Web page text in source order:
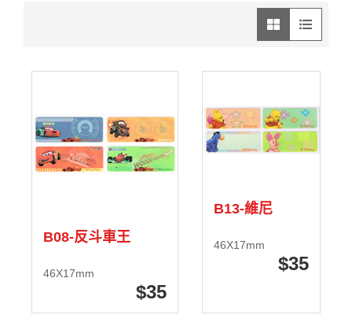
圖像模式 列表模式
B08-反斗車王
46X17mm
35
B13-維尼
46X17mm
35